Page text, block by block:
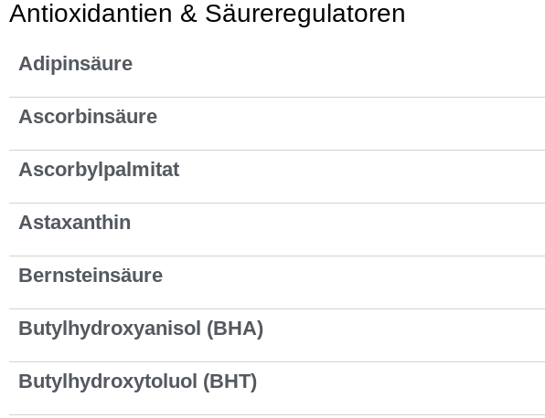
Antioxidantien & Säureregulatoren
Adipinsäure
Ascorbinsäure
Ascorbylpalmitat
Astaxanthin
Bernsteinsäure
Butylhydroxyanisol (BHA)
Butylhydroxytoluol (BHT)